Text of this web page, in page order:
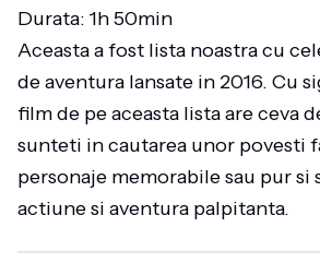
Durata: 1h 50min
Aceasta a fost lista noastra cu
de aventura lansate in 2016. Cu
film de pe aceasta lista are ceva
sunteti in cautarea unor povesti
personaje memorabile sau pur si
actiune si aventura palpitanta.